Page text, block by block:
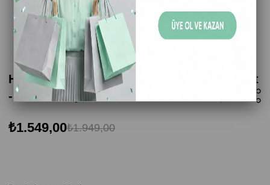
Helly Hansen Mount Polar Erkek Sweatshirt
- Orman Yeşili
₺1.949,00
₺1.549,00